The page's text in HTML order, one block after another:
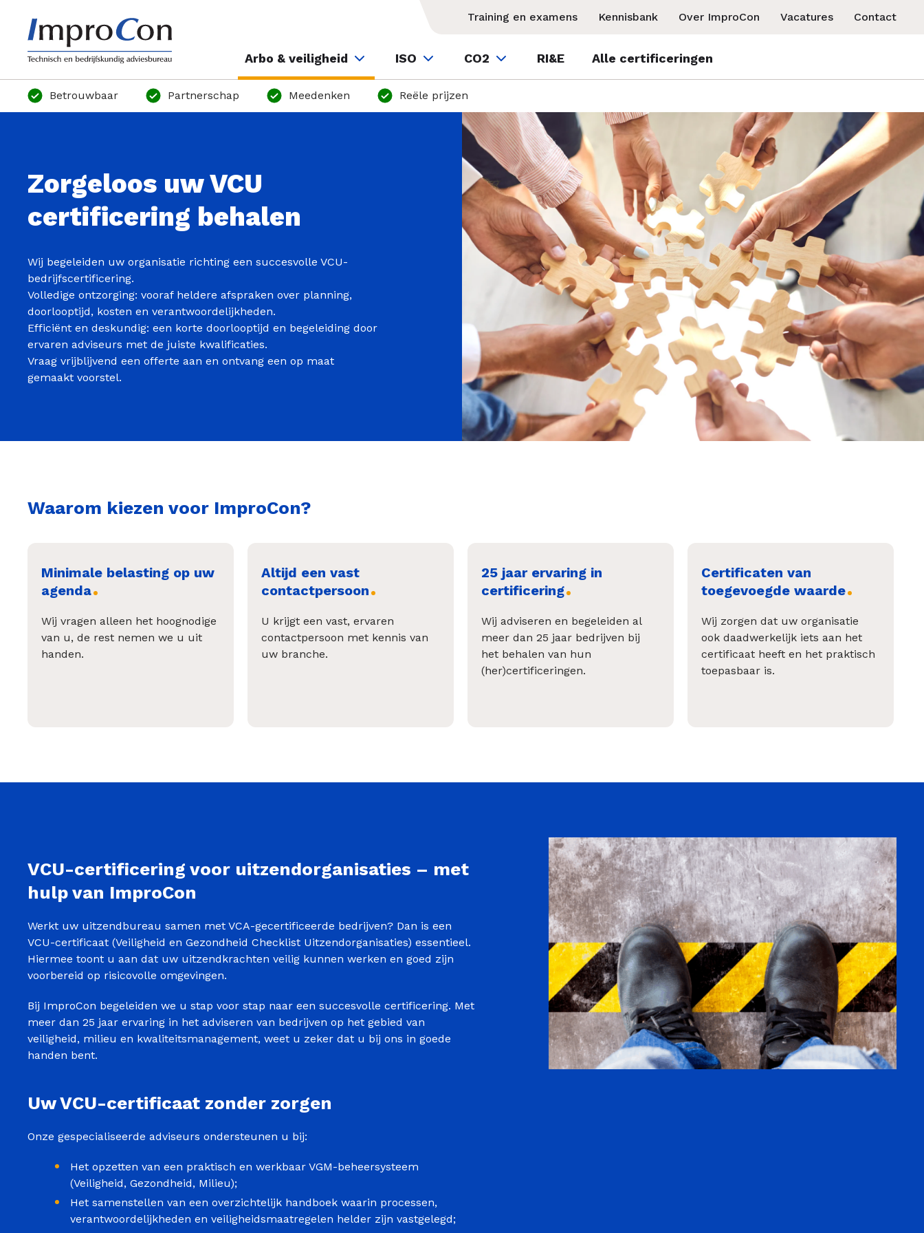
Training en examens Kennisbank Over ImproCon Vacatures Contact
Arbo & veiligheid ISO CO2 RI&E Alle certificeringen
Betrouwbaar Partnerschap Meedenken Reële prijzen
Zorgeloos uw VCU
certificering behalen
Wij begeleiden uw organisatie richting een succesvolle VCU-
bedrijfscertificering.
Volledige ontzorging: vooraf heldere afspraken over planning,
doorlooptijd, kosten en verantwoordelijkheden.
Efficiënt en deskundig: een korte doorlooptijd en begeleiding door
ervaren adviseurs met de juiste kwalificaties.
Vraag vrijblijvend een offerte aan en ontvang een op maat
gemaakt voorstel.
Waarom kiezen voor ImproCon?
Minimale belasting op uw
agenda
Wij vragen alleen het hoognodige
van u, de rest nemen we u uit
handen.
Altijd een vast
contactpersoon
U krijgt een vast, ervaren
contactpersoon met kennis van
uw branche.
25 jaar ervaring in
certificering
Wij adviseren en begeleiden al
meer dan 25 jaar bedrijven bij
het behalen van hun
(her)certificeringen.
Certificaten van
toegevoegde waarde
Wij zorgen dat uw organisatie
ook daadwerkelijk iets aan het
certificaat heeft en het praktisch
toepasbaar is.
VCU-certificering voor uitzendorganisaties – met
hulp van ImproCon
Werkt uw uitzendbureau samen met VCA-gecertificeerde bedrijven? Dan is een
VCU-certificaat (Veiligheid en Gezondheid Checklist Uitzendorganisaties) essentieel.
Hiermee toont u aan dat uw uitzendkrachten veilig kunnen werken en goed zijn
voorbereid op risicovolle omgevingen.
Bij ImproCon begeleiden we u stap voor stap naar een succesvolle certificering. Met
meer dan 25 jaar ervaring in het adviseren van bedrijven op het gebied van
veiligheid, milieu en kwaliteitsmanagement, weet u zeker dat u bij ons in goede
handen bent.
Uw VCU-certificaat zonder zorgen
Onze gespecialiseerde adviseurs ondersteunen u bij:
Het opzetten van een praktisch en werkbaar VGM-beheersysteem
(Veiligheid, Gezondheid, Milieu);
Het samenstellen van een overzichtelijk handboek waarin processen,
verantwoordelijkheden en veiligheidsmaatregelen helder zijn vastgelegd;